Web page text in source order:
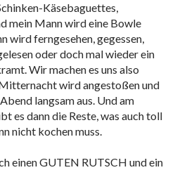
Käsebaguettes,
mein Mann wird eine Bowle
wird ferngesehen, gegessen,
oder doch mal wieder ein
Wir machen es uns also
wird angestoßen und
langsam aus. Und am
es dann die Reste, was auch toll
nicht kochen muss.
einen GUTEN RUTSCH und ein